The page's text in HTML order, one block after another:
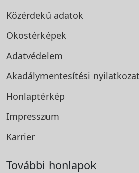
Közérdekű adatok
Okostérképek
Adatvédelem
Akadálymentesítési nyilatkozat
Honlaptérkép
Impresszum
Karrier
További honlapok